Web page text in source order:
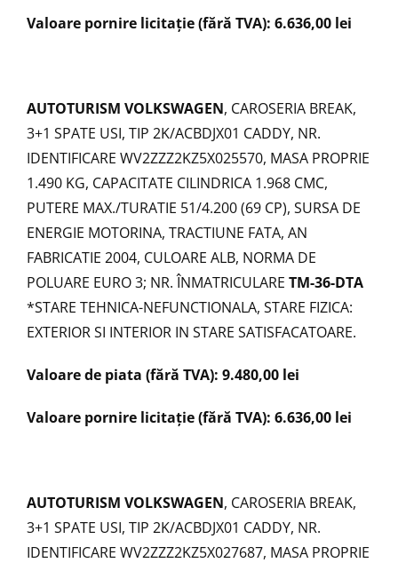
Valoare pornire licitație (fără TVA): 6.636,00 lei
AUTOTURISM VOLKSWAGEN, CAROSERIA BREAK,
3+1 SPATE USI, TIP 2K/ACBDJX01 CADDY, NR.
IDENTIFICARE WV2ZZZ2KZ5X025570, MASA PROPRIE
1.490 KG, CAPACITATE CILINDRICA 1.968 CMC,
PUTERE MAX./TURATIE 51/4.200 (69 CP), SURSA DE
ENERGIE MOTORINA, TRACTIUNE FATA, AN
FABRICATIE 2004, CULOARE ALB, NORMA DE
POLUARE EURO 3; NR. ÎNMATRICULARE TM-36-DTA
*STARE TEHNICA-NEFUNCTIONALA, STARE FIZICA:
EXTERIOR SI INTERIOR IN STARE SATISFACATOARE.
Valoare de piata (fără TVA): 9.480,00 lei
Valoare pornire licitație (fără TVA): 6.636,00 lei
AUTOTURISM VOLKSWAGEN, CAROSERIA BREAK,
3+1 SPATE USI, TIP 2K/ACBDJX01 CADDY, NR.
IDENTIFICARE WV2ZZZ2KZ5X027687, MASA PROPRIE